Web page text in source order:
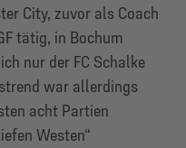
City, zuvor als Coach
tätig, in Bochum
nur der FC Schalke
war allerdings
acht Partien
Westen“